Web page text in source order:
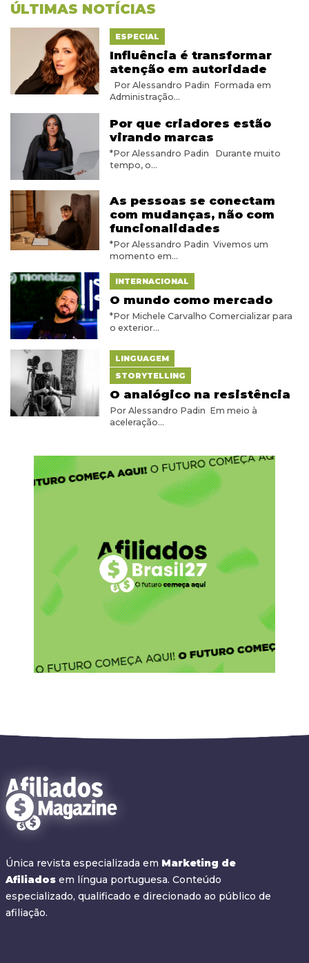
ÚLTIMAS NOTÍCIAS
ESPECIAL
Influência é transformar
atenção em autoridade
Por Alessandro Padin Formada em
Administração...
Por que criadores estão
virando marcas
*Por Alessandro Padin Durante muito
tempo, o...
As pessoas se conectam
com mudanças, não com
funcionalidades
*Por Alessandro Padin Vivemos um
momento em...
INTERNACIONAL
O mundo como mercado
*Por Michele Carvalho Comercializar para
o exterior...
LINGUAGEM
STORYTELLING
O analógico na resistência
Por Alessandro Padin Em meio à
aceleração...
Única revista especializada em Marketing de
Afiliados em língua portuguesa. Conteúdo
especializado, qualificado e direcionado ao público de
afiliação.